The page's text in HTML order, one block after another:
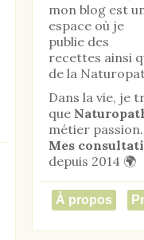
mon blog est
espace où je
publie des
recettes ainsi
de la
Dans la vie, je
que
métier passion.
Mes
depuis 2014 🌍
À propos